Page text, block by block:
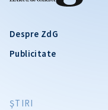
Despre ZdG
Publicitate
ŞTIRI